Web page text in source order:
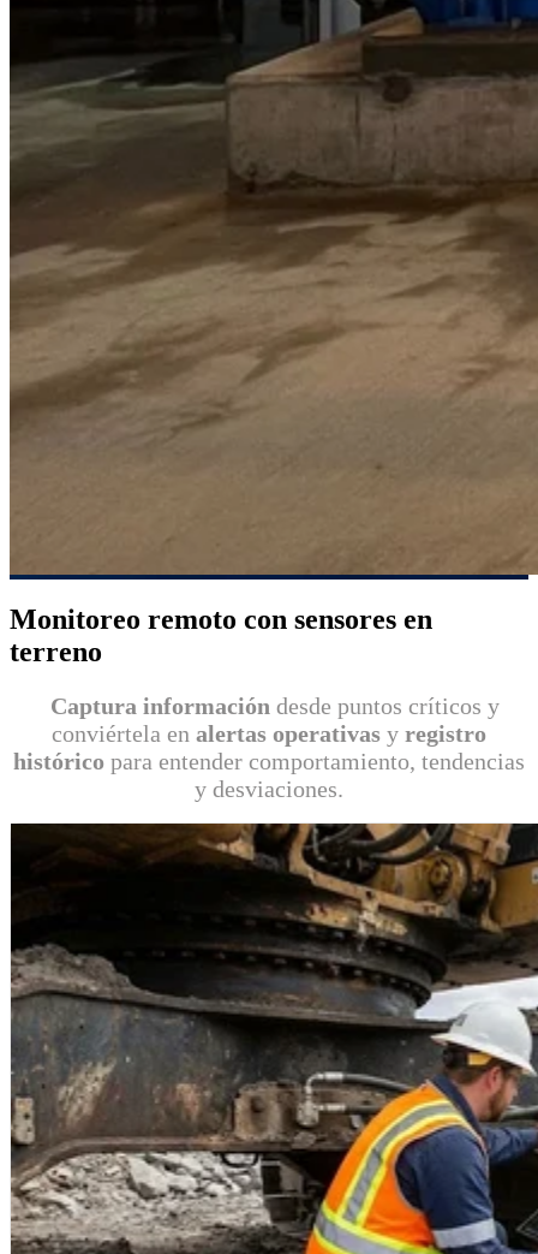
Monitoreo remoto con sensores en
terreno
Captura información desde puntos críticos y
conviértela en alertas operativas y registro
histórico para entender comportamiento, tendencias
y desviaciones.